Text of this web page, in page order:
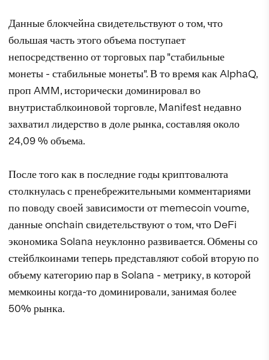
Данные блокчейна свидетельствуют о том, что
большая часть этого объема поступает
непосредственно от торговых пар "стабильные
монеты - стабильные монеты". В то время как AlphaQ,
проп AMM, исторически доминировал во
внутристаблкоиновой торговле, Manifest недавно
захватил лидерство в доле рынка, составляя около
24,09 % объема.
После того как в последние годы криптовалюта
столкнулась с пренебрежительными комментариями
по поводу своей зависимости от memecoin voume,
данные onchain свидетельствуют о том, что DeFi
экономика Solana неуклонно развивается. Обмены со
стейблкоинами теперь представляют собой вторую по
объему категорию пар в Solana - метрику, в которой
мемкоины когда-то доминировали, занимая более
50% рынка.